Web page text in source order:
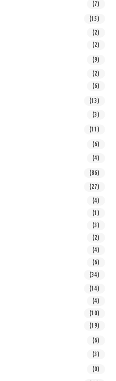
(7)
(15)
(2)
(2)
(9)
(2)
(6)
(13)
(3)
(11)
(6)
(4)
(86)
(27)
(4)
(1)
(3)
(2)
(4)
(6)
(34)
(14)
(4)
(10)
(19)
(6)
(3)
(0)